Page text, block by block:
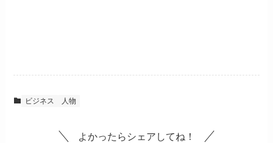
ビジネス 人物
よかったらシェアしてね！